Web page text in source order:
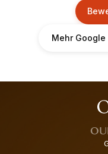
Mehr